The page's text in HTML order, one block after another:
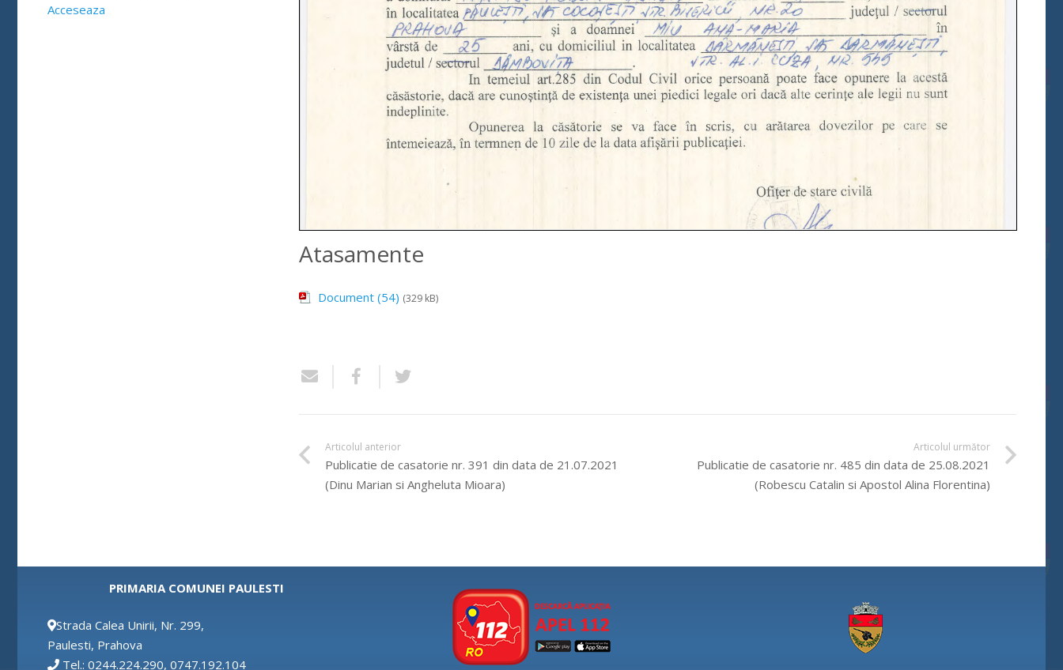
Atasamente
Document (54) (329 kB)
Articolul anterior
Publicatie de casatorie nr. 391 din data de 21.07.2021
(Dinu Marian si Angheluta Mioara)
Articolul următor
Publicatie de casatorie nr. 485 din data de 25.08.2021
(Robescu Catalin si Apostol Alina Florentina)
Acceseaza
PRIMARIA COMUNEI PAULESTI
Strada Calea Unirii, Nr. 299,
Paulesti, Prahova
Tel.: 0244.224.290, 0747.192.104